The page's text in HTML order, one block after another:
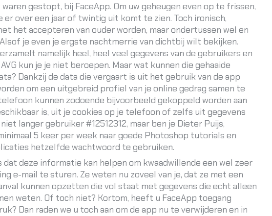
waren gestopt, bij FaceApp. Om uw geheugen even op te frissen,
er over een jaar of twintig uit komt te zien. Toch ironisch,
het accepteren van ouder worden, maar ondertussen wel en
je even je ergste nachtmerrie van dichtbij wilt bekijken.
namelijk heel, heel veel gegevens van de gebruikers en
kun je je niet beroepen. Maar wat kunnen die gehaaide
Dankzij de data die vergaart is uit het gebruik van de app
om een uitgebreid profiel van je online gedrag samen te
kunnen zodoende bijvoorbeeld gekoppeld worden aan
is, uit je cookies op je telefoon of zelfs uit gegevens
langer gebruiker #12512312, maar ben je Dieter Puijs,
5 keer per week naar goede Photoshop tutorials en
hetzelfde wachtwoord te gebruiken.
deze informatie kan helpen om kwaadwillende een wel zeer
e-mail te sturen. Ze weten nu zoveel van je, dat ze met een
kunnen opzetten die vol staat met gegevens die echt alleen
weten. Of toch niet? Kortom, heeft u FaceApp toegang
Dan raden we u toch aan om de app nu te verwijderen en in